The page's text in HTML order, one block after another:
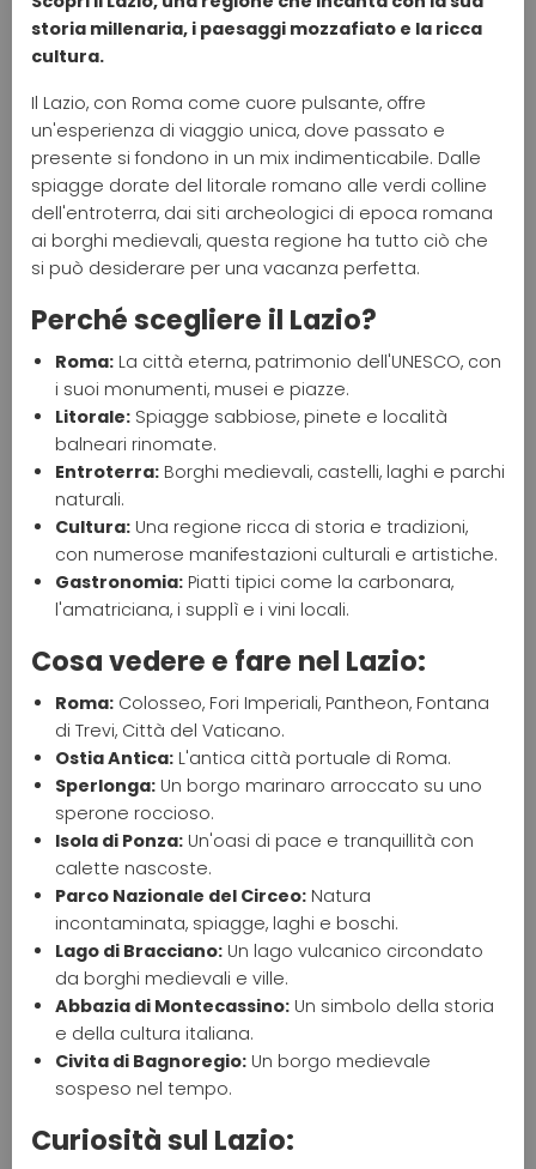
storia millenaria, i paesaggi mozzafiato e la ricca
cultura.
Il Lazio, con Roma come cuore pulsante, offre
un'esperienza di viaggio unica, dove passato e
presente si fondono in un mix indimenticabile. Dalle
spiagge dorate del litorale romano alle verdi colline
dell'entroterra, dai siti archeologici di epoca romana
ai borghi medievali, questa regione ha tutto ciò che
si può desiderare per una vacanza perfetta.
Perché scegliere il Lazio?
Roma: La città eterna, patrimonio dell'UNESCO, con
i suoi monumenti, musei e piazze.
Litorale: Spiagge sabbiose, pinete e località
balneari rinomate.
Entroterra: Borghi medievali, castelli, laghi e parchi
naturali.
Cultura: Una regione ricca di storia e tradizioni,
con numerose manifestazioni culturali e artistiche.
Gastronomia: Piatti tipici come la carbonara,
l'amatriciana, i supplì e i vini locali.
Cosa vedere e fare nel Lazio:
Roma: Colosseo, Fori Imperiali, Pantheon, Fontana
di Trevi, Città del Vaticano.
Ostia Antica: L'antica città portuale di Roma.
Sperlonga: Un borgo marinaro arroccato su uno
sperone roccioso.
Isola di Ponza: Un'oasi di pace e tranquillità con
calette nascoste.
Parco Nazionale del Circeo: Natura
incontaminata, spiagge, laghi e boschi.
Lago di Bracciano: Un lago vulcanico circondato
da borghi medievali e ville.
Abbazia di Montecassino: Un simbolo della storia
e della cultura italiana.
Civita di Bagnoregio: Un borgo medievale
sospeso nel tempo.
Curiosità sul Lazio: